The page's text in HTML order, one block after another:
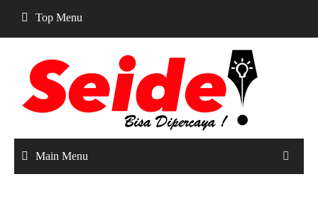
content
Top Menu
Main Menu